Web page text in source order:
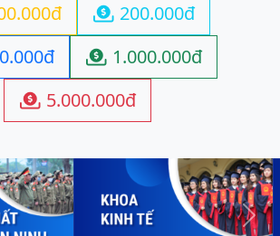
 200.000đ
 1.000.000đ
 5.000.000đ
Next